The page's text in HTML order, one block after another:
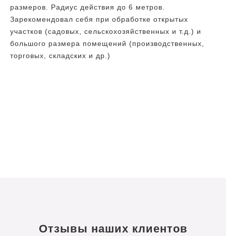
размеров. Радиус действия до 6 метров.
Зарекомендовал себя при обработке открытых
участков (садовых, сельскохозяйственных и т.д.) и
большого размера помещений (производственных,
торговых, складских и др.)
Отзывы наших клиентов